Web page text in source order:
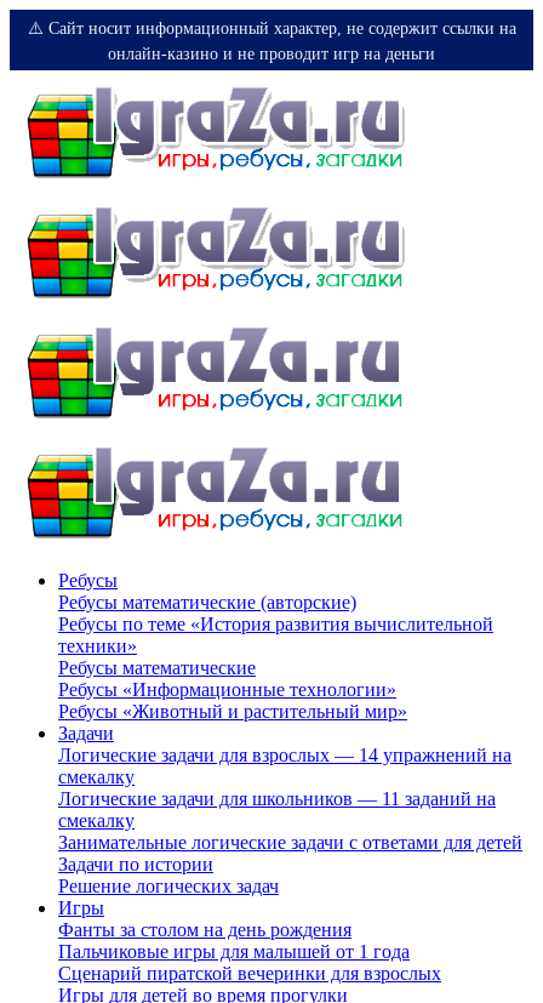
⚠️ Сайт носит информационный характер, не содержит ссылки на
онлайн-казино и не проводит игр на деньги
Ребусы
Ребусы математические (авторские)
Ребусы по теме «История развития вычислительной
техники»
Ребусы математические
Ребусы «Информационные технологии»
Ребусы «Животный и растительный мир»
Задачи
Логические задачи для взрослых — 14 упражнений на
смекалку
Логические задачи для школьников — 11 заданий на
смекалку
Занимательные логические задачи с ответами для детей
Задачи по истории
Решение логических задач
Игры
Фанты за столом на день рождения
Пальчиковые игры для малышей от 1 года
Сценарий пиратской вечеринки для взрослых
Игры для детей во время прогулки